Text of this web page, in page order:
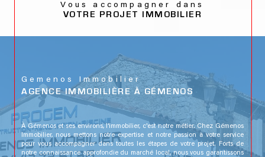
Vous accompagner dans
VOTRE PROJET IMMOBILIER
Gemenos Immobilier
AGENCE IMMOBILIÈRE À GÉMENOS
À Gémenos et ses environs, l'immobilier, c'est notre métier. Chez Gémenos
Immobilier, nous mettons notre expertise et notre passion à votre service
pour vous accompagner dans toutes les étapes de votre projet. Forts de
notre connaissance approfondie du marché local, nous vous garantissons